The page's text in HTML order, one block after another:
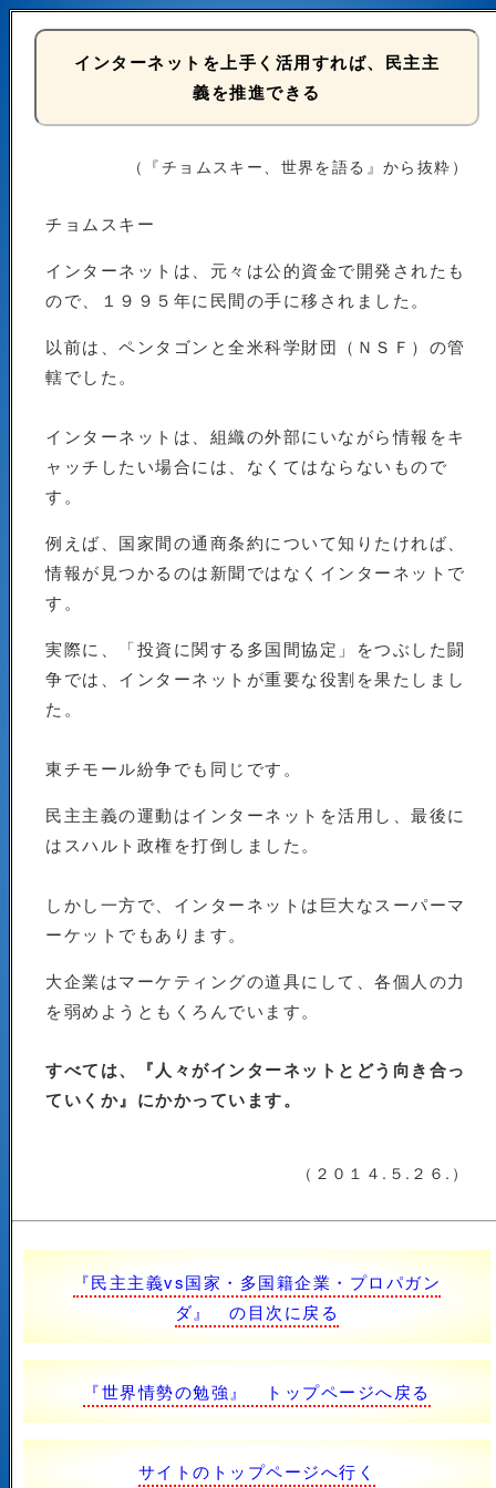
インターネットを上手く活用すれば、民主主
義を推進できる
（『チョムスキー、世界を語る』から抜粋）
チョムスキー
インターネットは、元々は公的資金で開発されたも
ので、１９９５年に民間の手に移されました。
以前は、ペンタゴンと全米科学財団（ＮＳＦ）の管
轄でした。
インターネットは、組織の外部にいながら情報をキ
ャッチしたい場合には、なくてはならないもので
す。
例えば、国家間の通商条約について知りたければ、
情報が見つかるのは新聞ではなくインターネットで
す。
実際に、「投資に関する多国間協定」をつぶした闘
争では、インターネットが重要な役割を果たしまし
た。
東チモール紛争でも同じです。
民主主義の運動はインターネットを活用し、最後に
はスハルト政権を打倒しました。
しかし一方で、インターネットは巨大なスーパーマ
ーケットでもあります。
大企業はマーケティングの道具にして、各個人の力
を弱めようともくろんでいます。
すべては、『人々がインターネットとどう向き合っ
ていくか』にかかっています。
（２０１４.５.２６.）
『民主主義vs国家・多国籍企業・プロパガン
ダ』 の目次に戻る
『世界情勢の勉強』 トップページへ戻る
サイトのトップページへ行く